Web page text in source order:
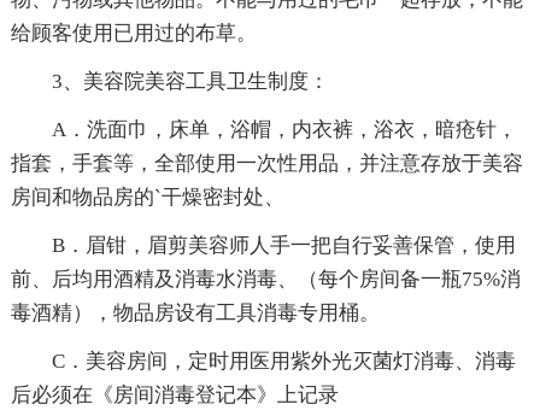
给顾客使用已用过的布草。
3、美容院美容工具卫生制度：
A．洗面巾，床单，浴帽，内衣裤，浴衣，暗疮针，
指套，手套等，全部使用一次性用品，并注意存放于美容
房间和物品房的`干燥密封处、
B．眉钳，眉剪美容师人手一把自行妥善保管，使用
前、后均用酒精及消毒水消毒、（每个房间备一瓶75%消
毒酒精），物品房设有工具消毒专用桶。
C．美容房间，定时用医用紫外光灭菌灯消毒、消毒
后必须在《房间消毒登记本》上记录